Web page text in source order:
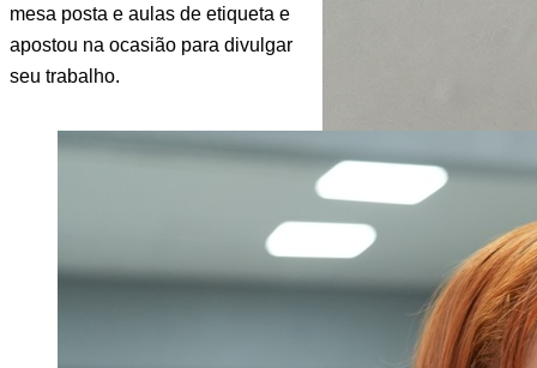
mesa posta e aulas de etiqueta e
apostou na ocasião para divulgar
seu trabalho.